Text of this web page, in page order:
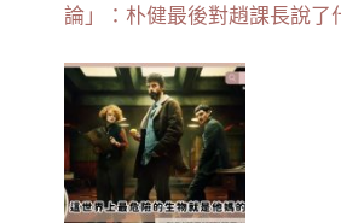
論」：朴健最後對趙課長說了